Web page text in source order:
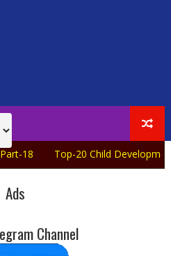
Top-20 Child Development and
Ads
Channel